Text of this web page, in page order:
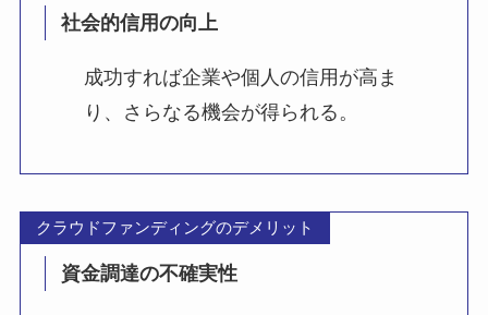
社会的信用の向上
成功すれば企業や個人の信用が高ま
り、さらなる機会が得られる。
クラウドファンディングのデメリット
資金調達の不確実性